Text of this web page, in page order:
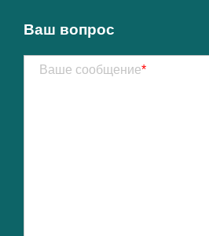
Ваш вопрос
Ваше сообщение*